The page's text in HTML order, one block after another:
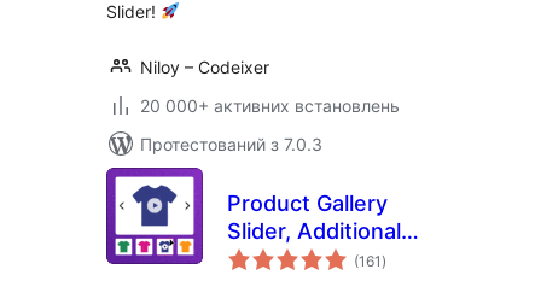
Slider!
Niloy – Codeixer
20 000+ активних встановлень
Протестований з 7.0.3
Product Gallery
Slider, Additional
Variation Images,
(161 загальний
рейтинг
)